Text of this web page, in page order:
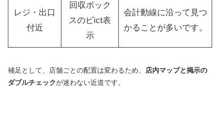
レジ・出口
付近
回収ボック
スのピict表
示
会計動線に沿って見つ
かることが多いです。
補足として、店舗ごとの配置は変わるため、 店内マップと掲示の
ダブルチェックが迷わない近道です。